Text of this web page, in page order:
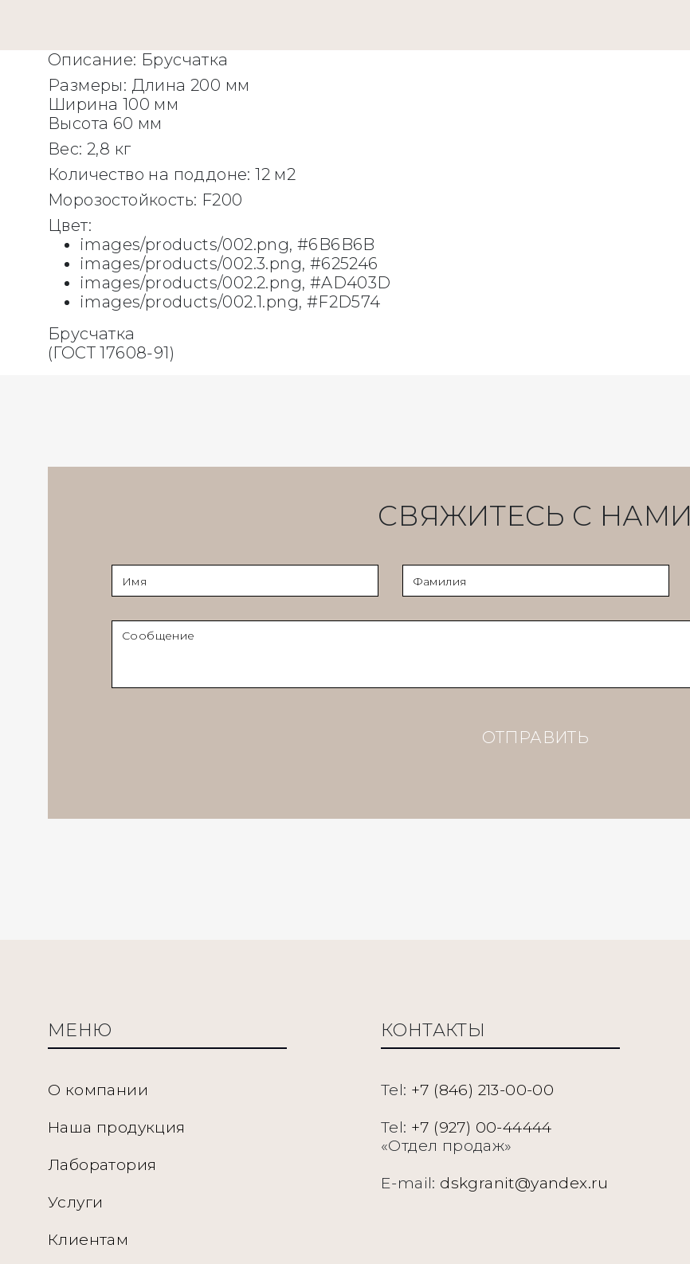
Описание: Брусчатка
Размеры: Длина 200 мм
Ширина 100 мм
Высота 60 мм
Вес: 2,8 кг
Количество на поддоне:12 м2
Морозостойкость: F200
Цвет:
images/products/002.png, #6B6B6B
images/products/002.3.png, #625246
images/products/002.2.png, #AD403D
images/products/002.1.png, #F2D574
Брусчатка
(ГОСТ 17608-91)
СВЯЖИТЕСЬ С НАМИ
ОТПРАВИТЬ
МЕНЮ
О компании
Наша продукция
Лаборатория
Услуги
Клиентам
КОНТАКТЫ
Tel: +7 (846) 213-00-00
Tel: +7 (927) 00-44444
«Отдел продаж»
E-mail: dskgranit@yandex.ru